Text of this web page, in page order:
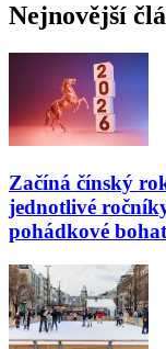
Nejnovější
Začíná čínský
jednotlivé
pohádkové